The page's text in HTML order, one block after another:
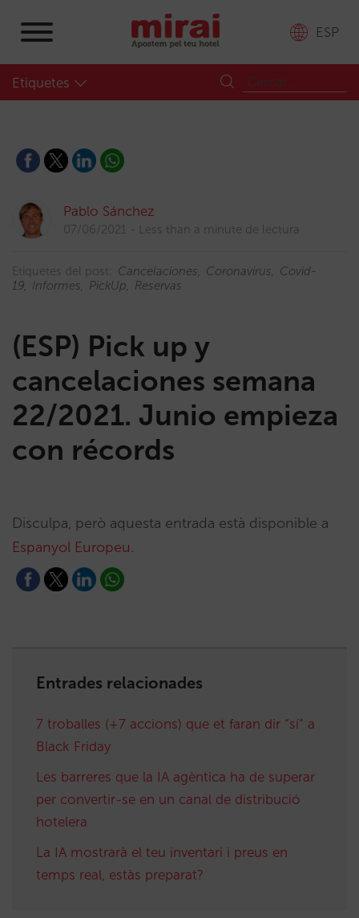
ESP
Etiquetes
Pablo Sánchez
07/06/2021 Less than a minute de lectura
Etiquetes del post: Cancelaciones Coronavirus
Covid-
19
Informes PickUp Reservas
(ESP) Pick up y
cancelaciones semana
22/2021. Junio empieza
con récords
Disculpa, però aquesta entrada està disponible a
Espanyol Europeu.
Entrades relacionades
7 troballes (+7 accions) que et faran dir “sí” a
Black Friday
Les barreres que la IA agèntica ha de superar
per convertir-se en un canal de distribució
hotelera
La IA mostrarà el teu inventari i preus en
temps real, estàs preparat?